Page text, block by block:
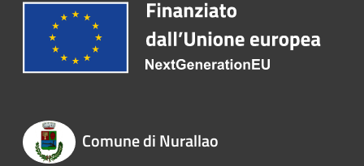
Comune di Nurallao